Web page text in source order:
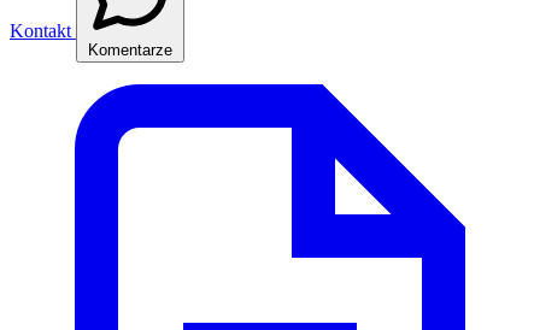
Kontakt
Komentarze